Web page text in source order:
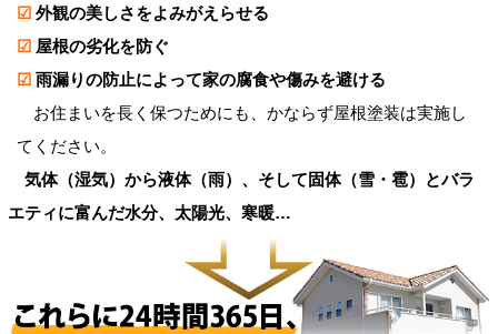
☑外観の美しさをよみがえらせる
☑屋根の劣化を防ぐ
☑雨漏りの防止によって家の腐食や傷みを避ける
お住まいを長く保つためにも、かならず屋根塗装は実施し
てください。
気体（湿気）から液体（雨）、そして固体（雪・雹）とバラ
エティに富んだ水分、太陽光、寒暖…